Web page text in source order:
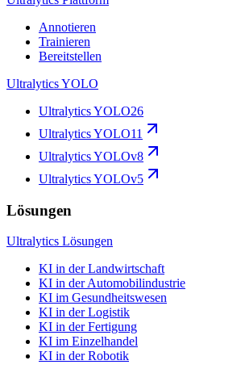
Annotieren
Trainieren
Bereitstellen
Ultralytics YOLO
Ultralytics YOLO26
Ultralytics YOLO11
Ultralytics YOLOv8
Ultralytics YOLOv5
Lösungen
Ultralytics Lösungen
KI in der Landwirtschaft
KI in der Automobilindustrie
KI im Gesundheitswesen
KI in der Logistik
KI in der Fertigung
KI im Einzelhandel
KI in der Robotik